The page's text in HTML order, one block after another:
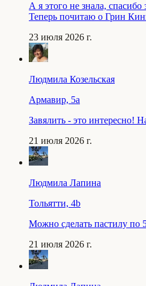
А я этого не знала,
Теперь почитаю о Грин
23 июля 2026 г.
Людмила Козельская
Армавир, 5a
Завялить - это интересно!
21 июля 2026 г.
Людмила Лапина
Тольятти, 4b
Можно сделать пастилу по
21 июля 2026 г.